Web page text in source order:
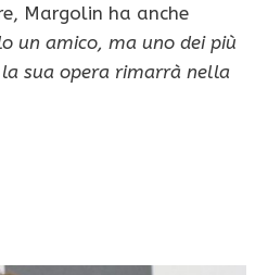
Margolin ha anche
un amico, ma uno dei più
sua opera rimarrà nella